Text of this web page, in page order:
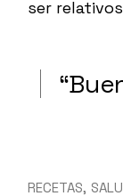
ser
“B
RECETAS